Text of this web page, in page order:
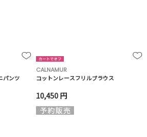
パンツ
CALNAMUR
コットンレースフリルブラウス
10,450 円